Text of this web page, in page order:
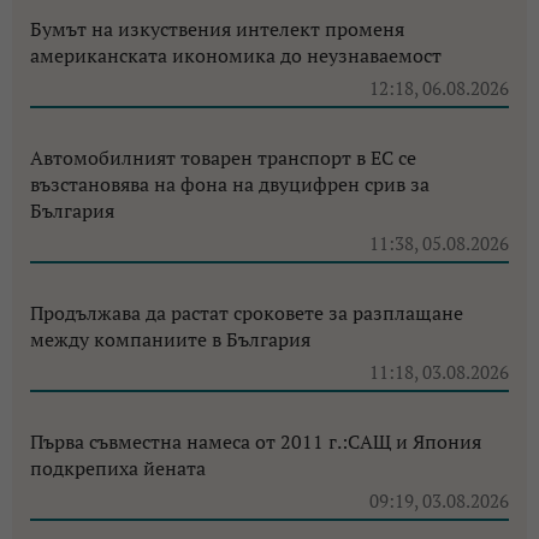
Бумът на изкуствения интелект променя
американската икономика до неузнаваемост
12:18, 06.08.2026
Автомобилният товарен транспорт в ЕС се
възстановява на фона на двуцифрен срив за
България
11:38, 05.08.2026
Продължава да растат сроковете за разплащане
между компаниите в България
11:18, 03.08.2026
Първа съвместна намеса от 2011 г.:САЩ и Япония
подкрепиха йената
09:19, 03.08.2026